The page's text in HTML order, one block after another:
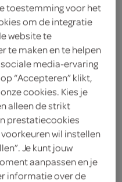
toestemming voor het
om de integratie
website te
te maken en te helpen
media-ervaring
“Accepteren” klikt,
cookies. Kies je
alleen de strikt
prestatiecookies
wil instellen
Je kunt jouw
aanpassen en je
informatie over de